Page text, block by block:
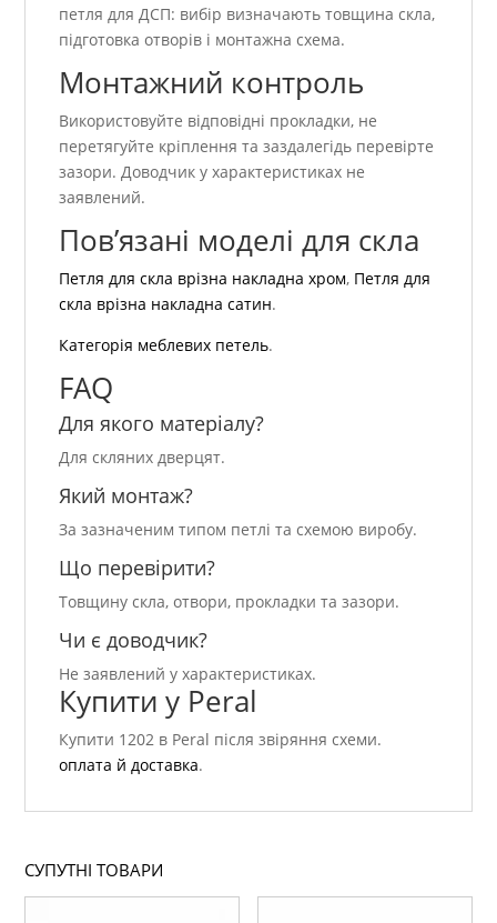
петля для ДСП: вибір визначають товщина скла,
підготовка отворів і монтажна схема.
Монтажний контроль
Використовуйте відповідні прокладки, не
перетягуйте кріплення та заздалегідь перевірте
зазори. Доводчик у характеристиках не
заявлений.
Пов’язані моделі для скла
Петля для скла врізна накладна хром, Петля для
скла врізна накладна сатин.
Категорія меблевих петель.
FAQ
Для якого матеріалу?
Для скляних дверцят.
Який монтаж?
За зазначеним типом петлі та схемою виробу.
Що перевірити?
Товщину скла, отвори, прокладки та зазори.
Чи є доводчик?
Не заявлений у характеристиках.
Купити у Peral
Купити 1202 в Peral після звіряння схеми.
оплата й доставка.
СУПУТНІ ТОВАРИ